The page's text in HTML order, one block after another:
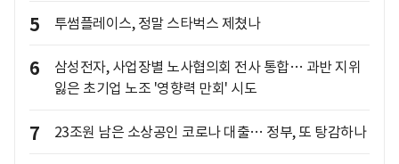
5 투썸플레이스, 정말 스타벅스 제쳤나
6
삼성전자, 사업장별 노사협의회 전사 통합… 과반 지위
잃은 초기업 노조 '영향력 만회' 시도
7 23조원 남은 소상공인 코로나 대출… 정부, 또 탕감하나